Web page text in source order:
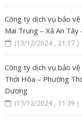
Công ty dịch vụ bảo vệ
Mai Trung – Xã An
(13/12/2024 , 21:17 )
Công ty dịch vụ bảo vệ
Thới Hòa – Phường
Dương
(13/12/2024 , 11:39 )